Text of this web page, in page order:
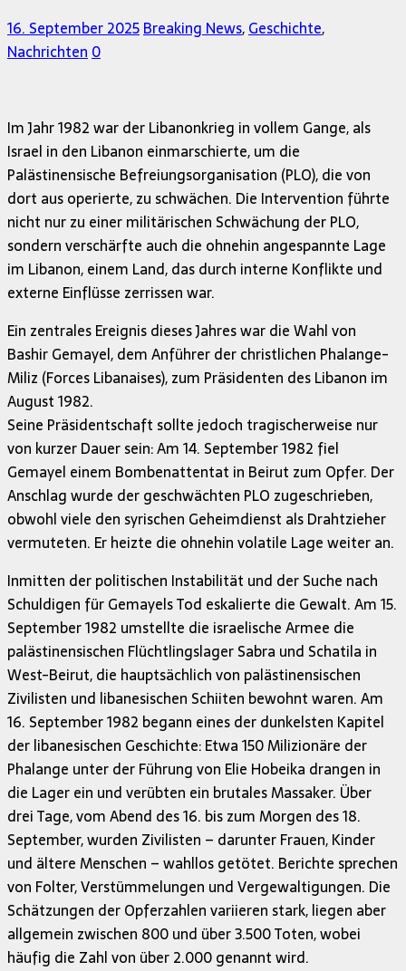
16. September 2025Breaking News,Geschichte,
Nachrichten0
Im Jahr 1982 war der Libanonkrieg in vollem Gange, als
Israel in den Libanon einmarschierte, um die
Palästinensische Befreiungsorganisation (PLO), die von
dort aus operierte, zu schwächen. Die Intervention führte
nicht nur zu einer militärischen Schwächung der PLO,
sondern verschärfte auch die ohnehin angespannte Lage
im Libanon, einem Land, das durch interne Konflikte und
externe Einflüsse zerrissen war.
Ein zentrales Ereignis dieses Jahres war die Wahl von
Bashir Gemayel, dem Anführer der christlichen Phalange-
Miliz (Forces Libanaises), zum Präsidenten des Libanon im
August 1982.
Seine Präsidentschaft sollte jedoch tragischerweise nur
von kurzer Dauer sein: Am 14. September 1982 fiel
Gemayel einem Bombenattentat in Beirut zum Opfer. Der
Anschlag wurde der geschwächten PLO zugeschrieben,
obwohl viele den syrischen Geheimdienst als Drahtzieher
vermuteten. Er heizte die ohnehin volatile Lage weiter an.
Inmitten der politischen Instabilität und der Suche nach
Schuldigen für Gemayels Tod eskalierte die Gewalt. Am 15.
September 1982 umstellte die israelische Armee die
palästinensischen Flüchtlingslager Sabra und Schatila in
West-Beirut, die hauptsächlich von palästinensischen
Zivilisten und libanesischen Schiiten bewohnt waren. Am
16. September 1982 begann eines der dunkelsten Kapitel
der libanesischen Geschichte: Etwa 150 Milizionäre der
Phalange unter der Führung von Elie Hobeika drangen in
die Lager ein und verübten ein brutales Massaker. Über
drei Tage, vom Abend des 16. bis zum Morgen des 18.
September, wurden Zivilisten – darunter Frauen, Kinder
und ältere Menschen – wahllos getötet. Berichte sprechen
von Folter, Verstümmelungen und Vergewaltigungen. Die
Schätzungen der Opferzahlen variieren stark, liegen aber
allgemein zwischen 800 und über 3.500 Toten, wobei
häufig die Zahl von über 2.000 genannt wird.